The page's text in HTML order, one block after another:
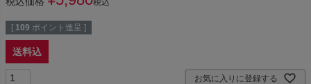
税込
[ 109 ポイント進呈 ]
送料込
お気に入りに登録する